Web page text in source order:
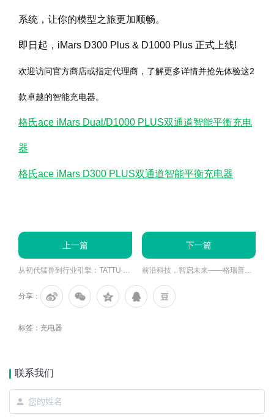
系统，让你的模型之旅更加顺畅。
即日起，iMars D300 Plus & D1000 Plus 正式上线!
欢迎访问官方商店或指定代理商，了解更多详情并抢先体验这2
款卓越的智能充电器。
格氏ace iMars Dual/D1000 PLUS双通道智能平衡充电
器
格氏ace iMars D300 PLUS双通道智能平衡充电器
上一篇
从初代猛兽到行业引擎：TATTU FPV的12年热血进化史
下一篇
前沿科技，智启未来——格瑞普亮相2025AIE全球智能机械与电子产品博览会
分享：
标签： 充电器
联系我们